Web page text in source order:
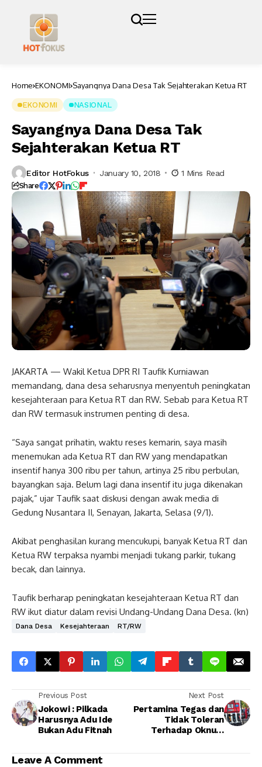
Home EKONOMI Sayangnya Dana Desa Tak Sejahterakan Ketua RT
EKONOMI NASIONAL
Sayangnya Dana Desa Tak
Sejahterakan Ketua RT
Editor HotFokus January 10, 2018 1 Mins Read
Share
JAKARTA — Wakil Ketua DPR RI Taufik Kurniawan
memandang, dana desa seharusnya menyentuh peningkatan
kesejahteraan para Ketua RT dan RW. Sebab para Ketua RT
dan RW termasuk instrumen penting di desa.
“Saya sangat prihatin, waktu reses kemarin, saya masih
menemukan ada Ketua RT dan RW yang mendapatkan
insentif hanya 300 ribu per tahun, artinya 25 ribu perbulan,
bayangkan saja. Belum lagi dana insentif itu juga dikenakan
pajak,” ujar Taufik saat diskusi dengan awak media di
Gedung Nusantara II, Senayan, Jakarta, Selasa (9/1).
Akibat penghasilan kurang mencukupi, banyak Ketua RT dan
Ketua RW terpaksa nyambi menjadi tukang parkir, tukang
becak, dan lainnya.
Taufik berharap peningkatan kesejahteraan Ketua RT dan
RW ikut diatur dalam revisi Undang-Undang Dana Desa. (kn)
Dana Desa Kesejahteraan RT/RW
Previous Post
Jokowi : Pilkada
Harusnya Adu Ide
Bukan Adu Fitnah
Next Post
Pertamina Tegas dan
Tidak Toleran
Terhadap Oknum
Leave A Comment